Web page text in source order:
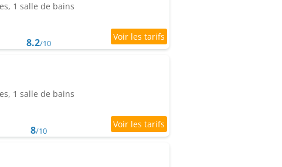
1 salle de bains
8.2/10
1 salle de bains
8/10